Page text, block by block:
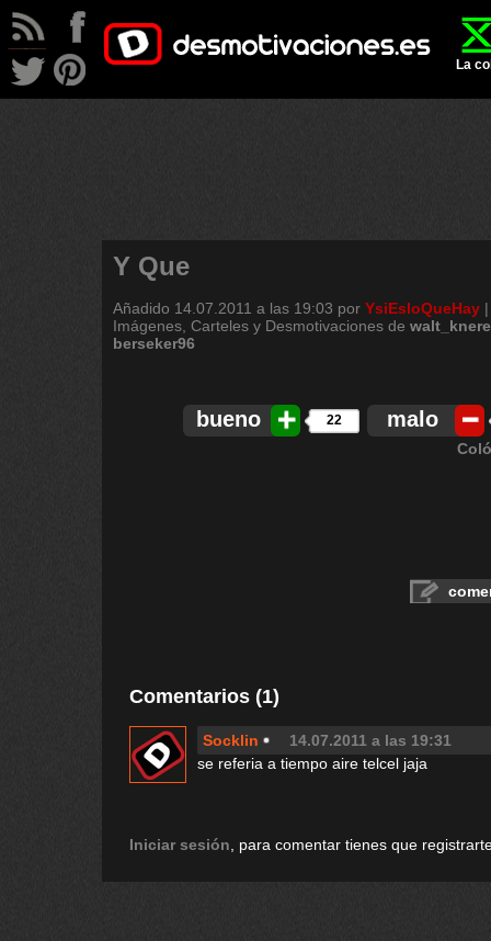
La
Y Que
Añadido 14.07.2011 a las 19:03 por YsiEsloQueHay
Imágenes, Carteles y Desmotivaciones de
berseker96
bueno 22 malo
Comentarios (1)
Socklin
14.07.2011 a las 19:31
se referia a tiempo aire telcel jaja
Iniciar sesión , para comentar tienes que